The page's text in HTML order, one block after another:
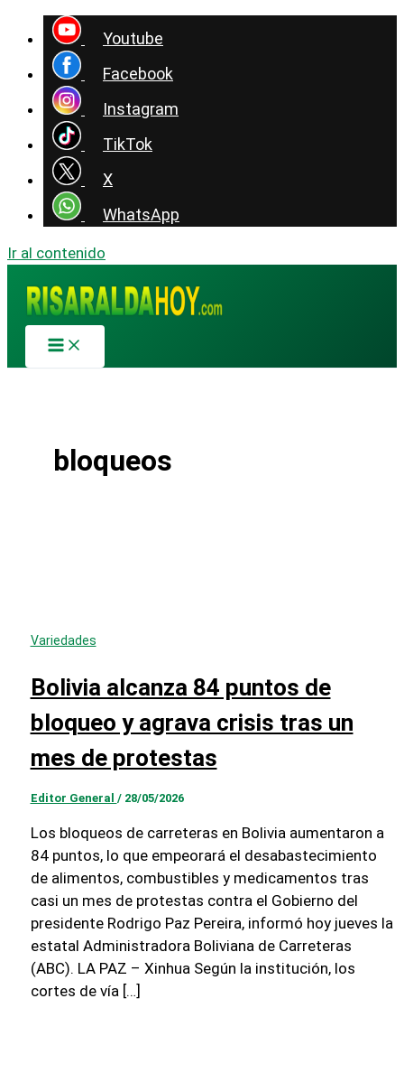
Youtube
Facebook
Instagram
TikTok
X
WhatsApp
Ir al contenido
bloqueos
Variedades
Bolivia alcanza 84 puntos de
bloqueo y agrava crisis tras un
mes de protestas
Editor General / 28/05/2026
Los bloqueos de carreteras en Bolivia aumentaron a
84 puntos, lo que empeorará el desabastecimiento
de alimentos, combustibles y medicamentos tras
casi un mes de protestas contra el Gobierno del
presidente Rodrigo Paz Pereira, informó hoy jueves la
estatal Administradora Boliviana de Carreteras
(ABC). LA PAZ – Xinhua Según la institución, los
cortes de vía […]